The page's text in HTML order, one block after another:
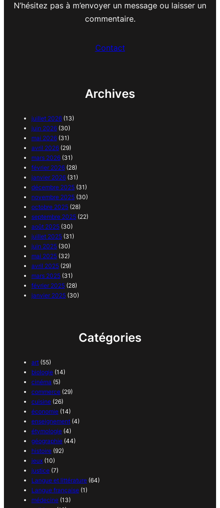
N’hésitez pas à m’envoyer un message ou laisser un
commentaire.
Contact
Archives
juillet 2026 (13)
juin 2026 (30)
mai 2026 (31)
avril 2026 (29)
mars 2026 (31)
février 2026 (28)
janvier 2026 (31)
décembre 2025 (31)
novembre 2025 (30)
octobre 2025 (28)
septembre 2025 (22)
août 2025 (30)
juillet 2025 (31)
juin 2025 (30)
mai 2025 (32)
avril 2025 (29)
mars 2025 (31)
février 2025 (28)
janvier 2025 (30)
Catégories
art (55)
biologie (14)
cinéma (5)
commerce (29)
cuisine (26)
économie (14)
enseignement (4)
étymologie (4)
géographie (44)
histoire (92)
jeux (10)
justice (7)
Langue et littérature (64)
Langue française (1)
médecine (13)